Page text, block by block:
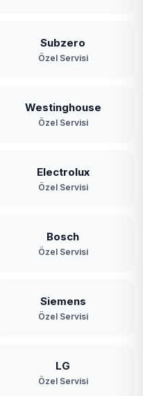
Subzero
Özel Servisi
Westinghouse
Özel Servisi
Electrolux
Özel Servisi
Bosch
Özel Servisi
Siemens
Özel Servisi
LG
Özel Servisi